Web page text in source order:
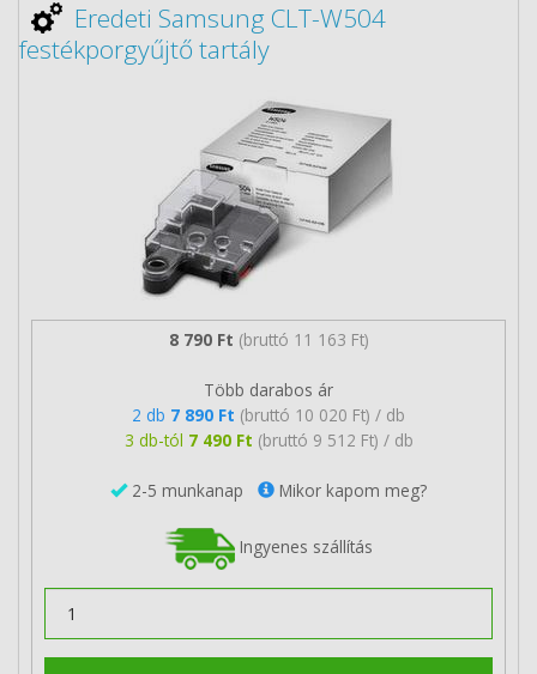
Eredeti Samsung CLT-W504
festékporgyűjtő tartály
8 790 Ft (bruttó 11 163 Ft)
Több darabos ár
2 db 7 890 Ft (bruttó 10 020 Ft) / db
3 db-tól 7 490 Ft (bruttó 9 512 Ft) / db
2-5 munkanap Mikor kapom meg?
Ingyenes szállítás